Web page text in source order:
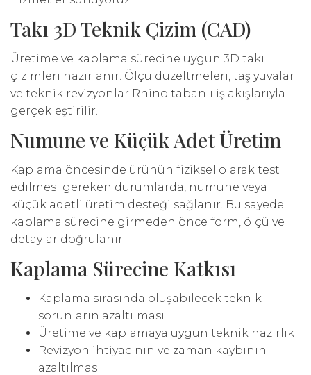
Takı 3D Teknik Çizim (CAD)
Üretime ve kaplama sürecine uygun 3D takı
çizimleri hazırlanır. Ölçü düzeltmeleri, taş yuvaları
ve teknik revizyonlar Rhino tabanlı iş akışlarıyla
gerçekleştirilir.
Numune ve Küçük Adet Üretim
Kaplama öncesinde ürünün fiziksel olarak test
edilmesi gereken durumlarda, numune veya
küçük adetli üretim desteği sağlanır. Bu sayede
kaplama sürecine girmeden önce form, ölçü ve
detaylar doğrulanır.
Kaplama Sürecine Katkısı
Kaplama sırasında oluşabilecek teknik
sorunların azaltılması
Üretime ve kaplamaya uygun teknik hazırlık
Revizyon ihtiyacının ve zaman kaybının
azaltılması